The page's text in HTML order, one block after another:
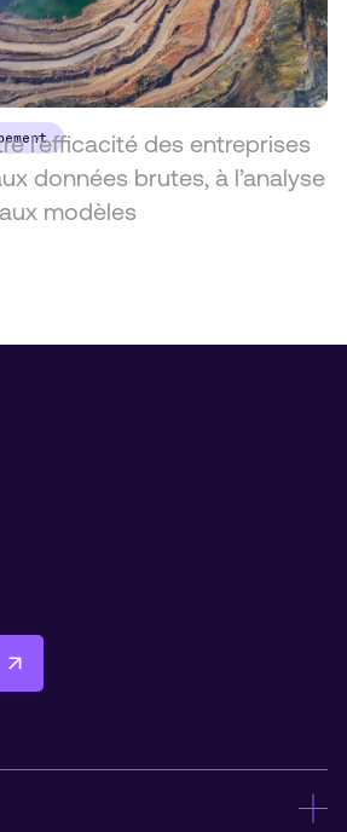
l’efficacité des entreprises
données brutes, à l’analyse
modèles